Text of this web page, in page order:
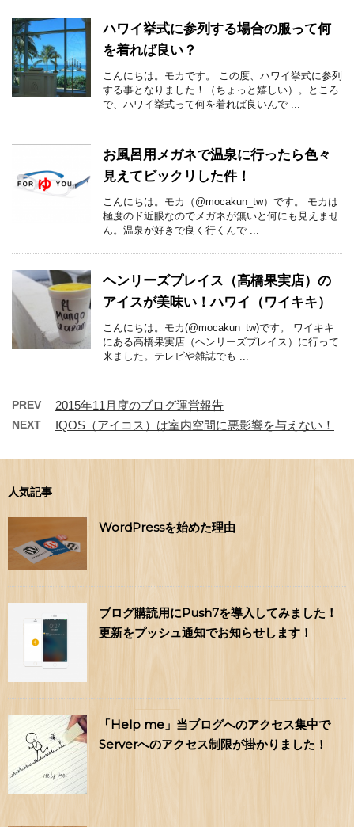
ハワイ挙式に参列する場合の服って何
を着れば良い？
こんにちは。モカです。 この度、ハワイ挙式に参列
する事となりました！（ちょっと嬉しい）。ところ
で、ハワイ挙式って何を着れば良いんで ...
お風呂用メガネで温泉に行ったら色々
見えてビックリした件！
こんにちは。モカ（@mocakun_tw）です。 モカは
極度のド近眼なのでメガネが無いと何にも見えませ
ん。温泉が好きで良く行くんで ...
ヘンリーズプレイス（高橋果実店）の
アイスが美味い！ハワイ（ワイキキ）
こんにちは。モカ(@mocakun_tw)です。 ワイキキ
にある高橋果実店（ヘンリーズプレイス）に行って
来ました。テレビや雑誌でも ...
PREV 2015年11月度のブログ運営報告
NEXT IQOS（アイコス）は室内空間に悪影響を与えない！
人気記事
WordPressを始めた理由
ブログ購読用にPush7を導入してみました！
更新をプッシュ通知でお知らせします！
「Help me」当ブログへのアクセス集中で
Serverへのアクセス制限が掛かりました！